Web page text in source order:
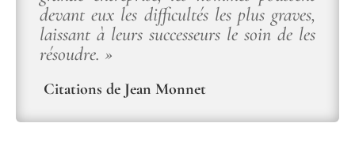
devant eux les difficultés les plus graves,
laissant à leurs successeurs le soin de les
résoudre. »
Citations de Jean Monnet